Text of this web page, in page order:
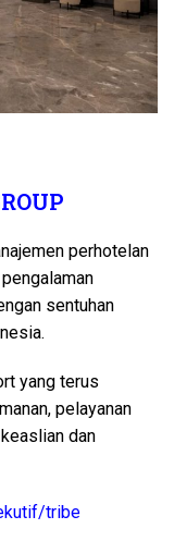
perhotelan
sentuhan
yang terus
pelayanan
dan
tribe